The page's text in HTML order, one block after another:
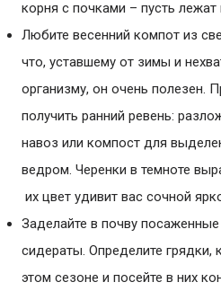
корня с почками – пусть лежат
Любите весенний компот из
что, уставшему от зимы и
организму, он очень полезен.
получить ранний ревень:
навоз или компост для
ведром. Черенки в темноте
их цвет удивит вас сочной
Заделайте в почву
сидераты. Определите грядки,
этом сезоне и посейте в них